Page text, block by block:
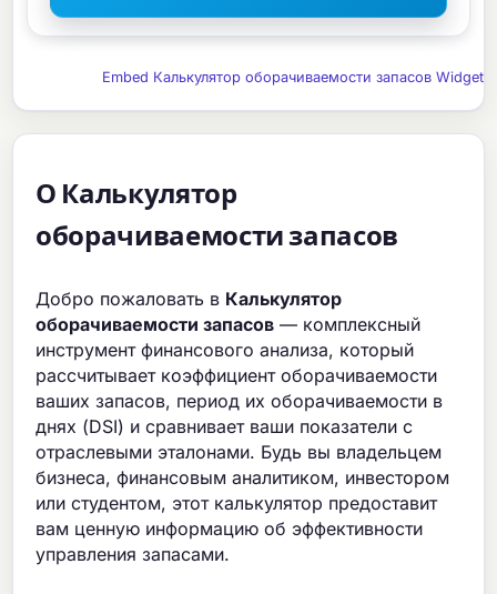
Embed Калькулятор оборачиваемости запасов Widget
О Калькулятор
оборачиваемости запасов
Добро пожаловать в Калькулятор
оборачиваемости запасов — комплексный
инструмент финансового анализа, который
рассчитывает коэффициент оборачиваемости
ваших запасов, период их оборачиваемости в
днях (DSI) и сравнивает ваши показатели с
отраслевыми эталонами. Будь вы владельцем
бизнеса, финансовым аналитиком, инвестором
или студентом, этот калькулятор предоставит
вам ценную информацию об эффективности
управления запасами.